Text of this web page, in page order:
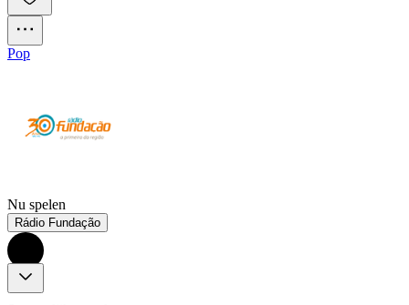
Pop
Nu spelen
Rádio Fundação